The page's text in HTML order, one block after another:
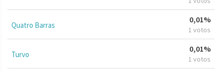
Quatro Barras
0,01%
1 votos
Turvo
0,01%
1 votos